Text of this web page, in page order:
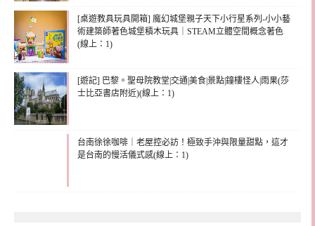
[桌遊教具玩具開箱] 魔幻城堡親子天下小行星系列-小小藝
術建築師著色城堡積木玩具｜STEAM立體空間概念著色
(線上：1)
[遊記] 巴黎。聖母院教堂|交通|美食|景點|鐘樓怪人|雨果(莎
士比亞書店附近)(線上：1)
台南徐徐咖啡｜老屋控必訪！極致手沖與限量甜點，這才
是台南的慢活儀式感(線上：1)